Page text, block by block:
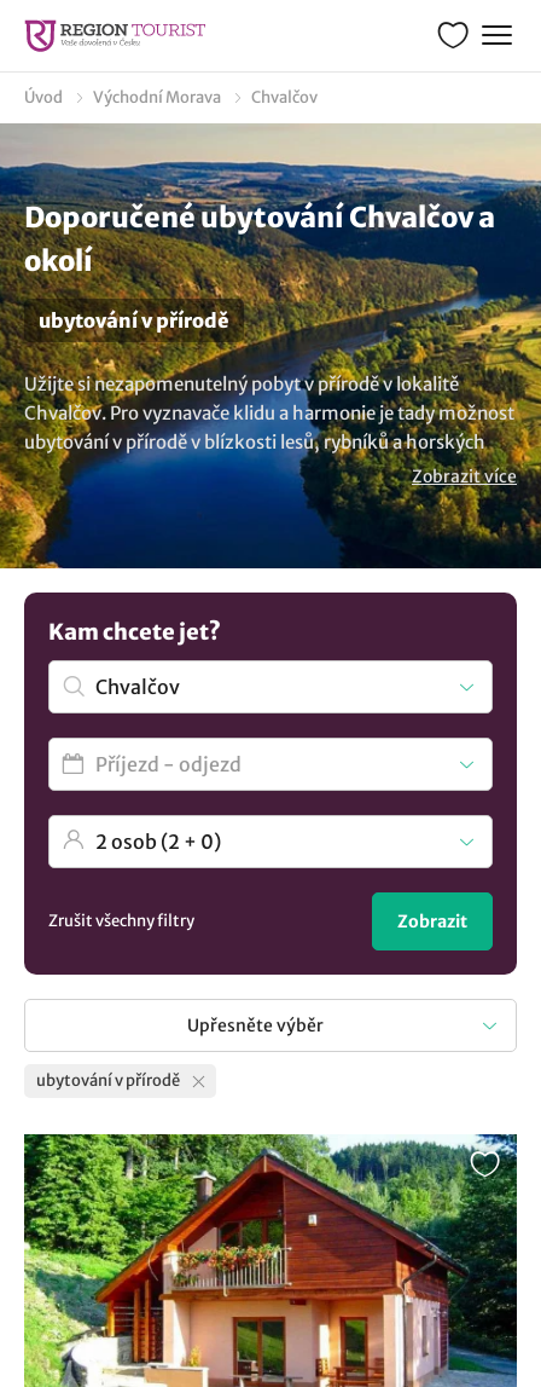
Úvod Východní Morava Chvalčov
Doporučené ubytování Chvalčov a
okolí
ubytování v přírodě
Užijte si nezapomenutelný pobyt v přírodě v lokalitě
Chvalčov. Pro vyznavače klidu a harmonie je tady možnost
ubytování v přírodě v blízkosti lesů, rybníků a horských
luk. Ať už si vyberete jakýkoliv typ pobytu, příroda vás
přivítá s otevřenou náručí. Objevte další možnosti
ubytování v lokalitě Chvalčov
Zobrazit více
Kam chcete jet?
Zrušit všechny filtry Zobrazit
Upřesněte výběr
ubytování v přírodě